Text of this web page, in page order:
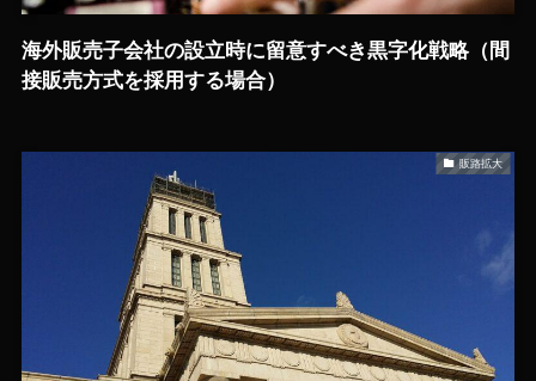
海外販売子会社の設立時に留意すべき黒字化戦略（間
接販売方式を採用する場合）
販路拡大